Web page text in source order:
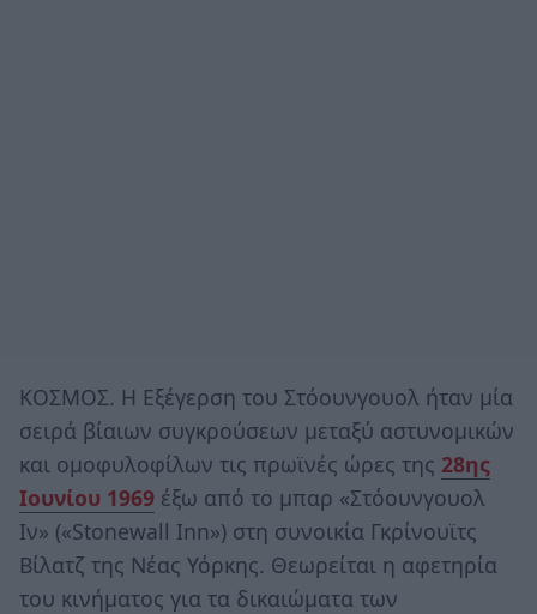
ΚΟΣΜΟΣ. Η Εξέγερση του Στόουνγουολ ήταν μία
σειρά βίαιων συγκρούσεων μεταξύ αστυνομικών
και ομοφυλοφίλων τις πρωϊνές ώρες της 28ης
Ιουνίου 1969 έξω από το μπαρ «Στόουνγουολ
Ιν» («Stonewall Inn») στη συνοικία Γκρίνουϊτς
Βίλατζ της Νέας Υόρκης. Θεωρείται η αφετηρία
του κινήματος για τα δικαιώματα των